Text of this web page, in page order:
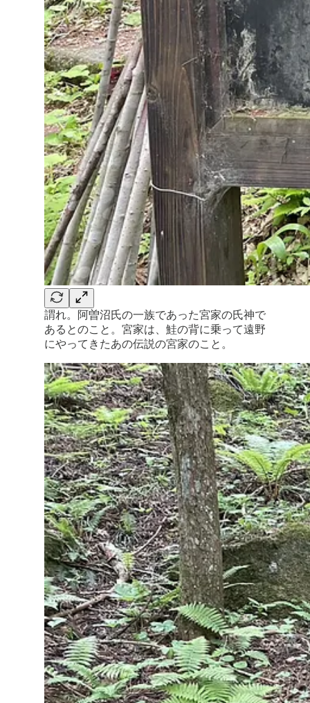
謂れ。阿曽沼氏の一族であった宮家の氏神で
あるとのこと。宮家は、鮭の背に乗って遠野
にやってきたあの伝説の宮家のこと。